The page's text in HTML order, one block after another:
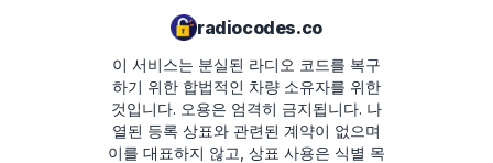
케이스의 라벨에서 코드를 읽어야 할 수 있습니다.
예는 아래에 있습니다.
라디오 제거 도구
합니다.
확인하려면 5번 버튼을 누릅니다.
이제 다시 음악을 즐기세요!
radiocodes.co
이 서비스는 분실된 라디오 코드를 복구
하기 위한 합법적인 차량 소유자를 위한
것입니다. 오용은 엄격히 금지됩니다. 나
열된 등록 상표와 관련된 계약이 없으며
이를 대표하지 않고, 상표 사용은 식별 목